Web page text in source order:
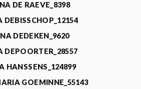
DE RAEVE_8398
DEBISSCHOP_12154
DEDEKEN_9620
DEPOORTER_28557
HANSSENS_124899
GOEMINNE_55143